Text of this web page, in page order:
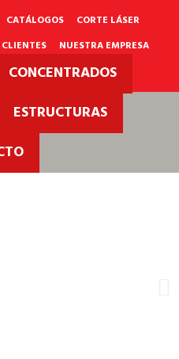
CATÁLOGOS
CORTE LÁSER
CLIENTES
NUESTRA EMPRESA
CONCENTRADOS
ESTRUCTURAS